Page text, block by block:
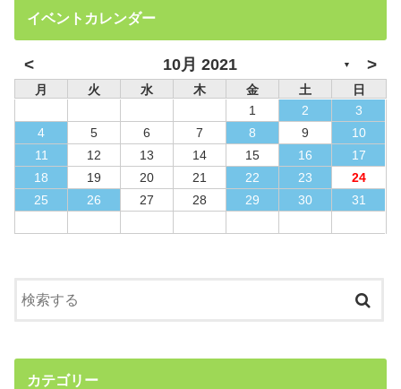
イベントカレンダー
< 10月 2021 ▼ >
月 火 水 木 金 土
日
1
2
3
4
5 6 7 8 9
10
11
12 13 14 15 16
17
18
19 20 21 22 23
24
25
26 27 28 29 30 31
カテゴリー